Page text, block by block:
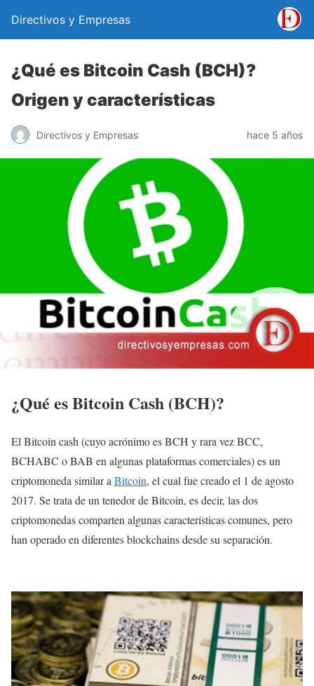
Directivos y Empresas
¿Qué es Bitcoin Cash (BCH)?
Origen y características
Directivos y Empresas hace 5 años
¿Qué es Bitcoin Cash (BCH)?
El Bitcoin cash (cuyo acrónimo es BCH y rara vez BCC,
BCHABC o BAB en algunas plataformas comerciales) es un
criptomoneda similar a Bitcoin, el cual fue creado el 1 de agosto
2017. Se trata de un tenedor de Bitcoin, es decir, las dos
criptomonedas comparten algunas características comunes, pero
han operado en diferentes blockchains desde su separación.